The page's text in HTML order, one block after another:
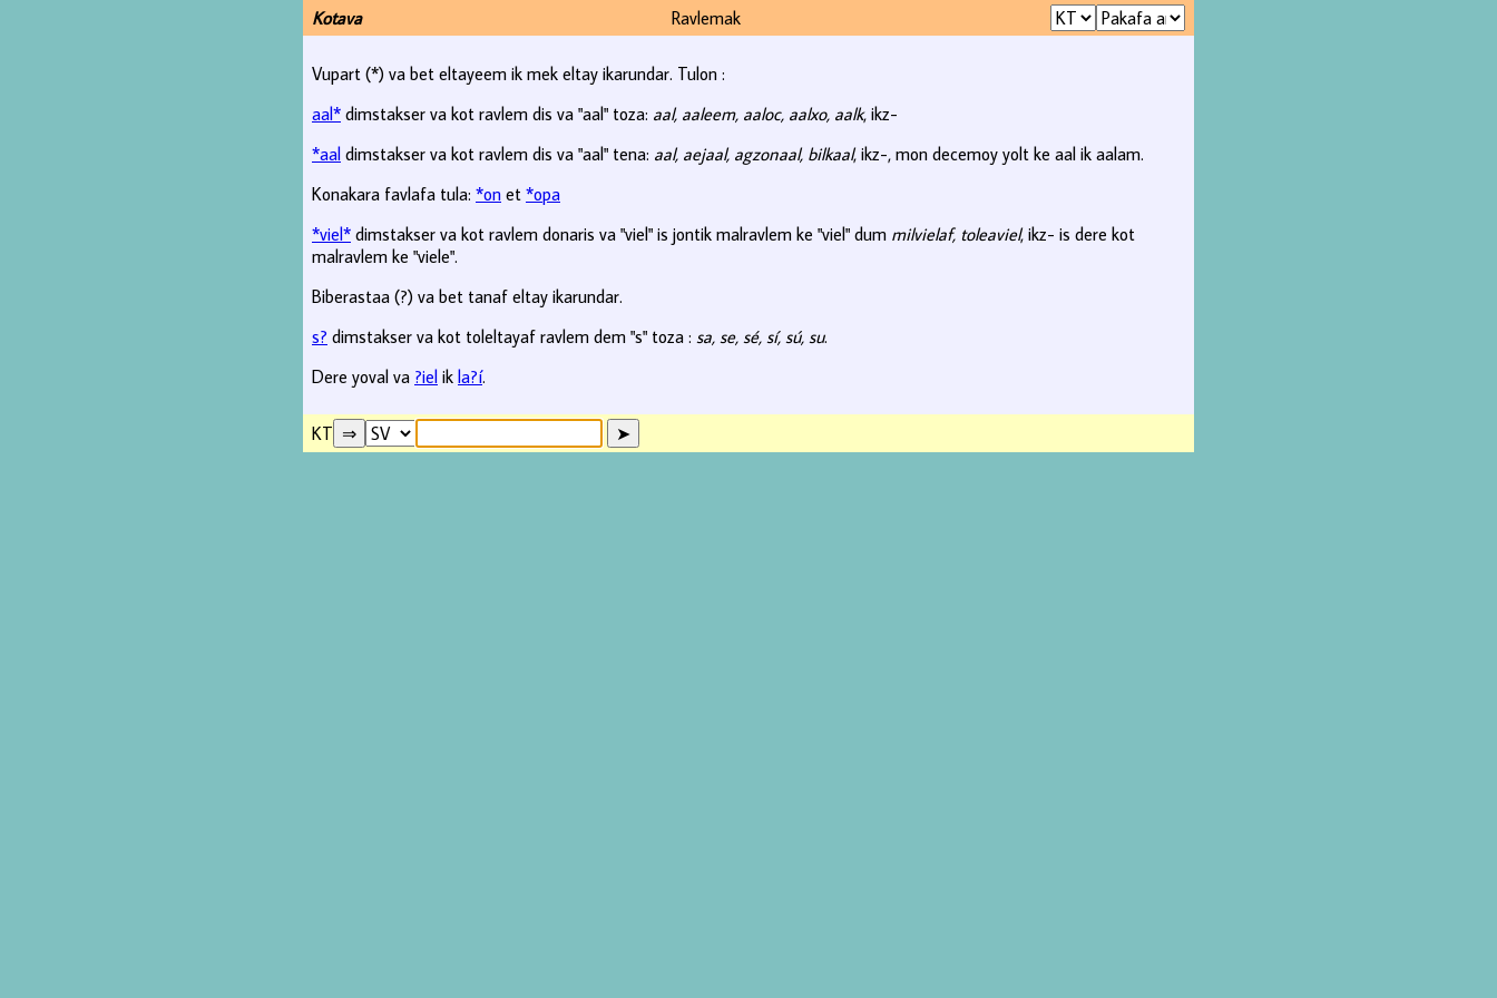
Kotava Ravlemak
Vupart (*) va bet eltayeem ik mek eltay ikarundar. Tulon :
aal* dimstakser va kot ravlem dis va "aal" toza: aal, aaleem, aaloc, aalxo, aalk, ikz-
*aal dimstakser va kot ravlem dis va "aal" tena: aal, aejaal, agzonaal, bilkaal, ikz-, mon decemoy yolt ke aal ik aalam.
Konakara favlafa tula: *on et *opa
*viel* dimstakser va kot ravlem donaris va "viel" is jontik malravlem ke "viel" dum milvielaf, toleaviel, ikz- is dere kot
malravlem ke "viele".
Biberastaa (?) va bet tanaf eltay ikarundar.
s? dimstakser va kot toleltayaf ravlem dem "s" toza : sa, se, sé, sí, sú, su.
Dere yoval va ?iel ik la?í.
KT